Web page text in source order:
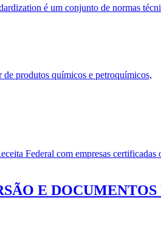
é um conjunto de normas
de produtos químicos e petroquímicos,
Federal com empresas
E DOCUMENTOS